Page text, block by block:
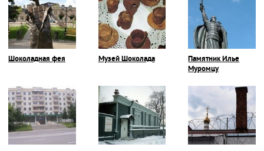
Шоколадная фея Музей Шоколада
Памятник Илье
Муромцу